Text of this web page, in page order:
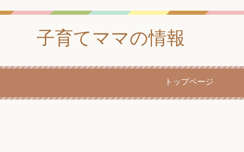
子育てママの情報
トップページ